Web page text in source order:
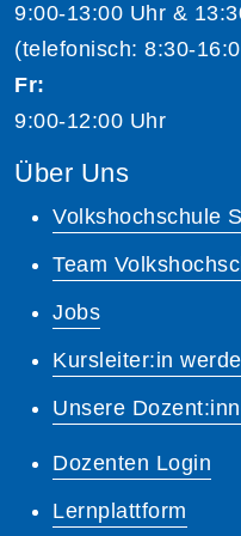
9:00-13:00 Uhr &
(telefonisch: 8:30-
Fr:
9:00-12:00 Uhr
Über Uns
Volkshochschule
Team
Jobs
Kursleiter:in
Unsere
Dozenten Login
Lernplattform